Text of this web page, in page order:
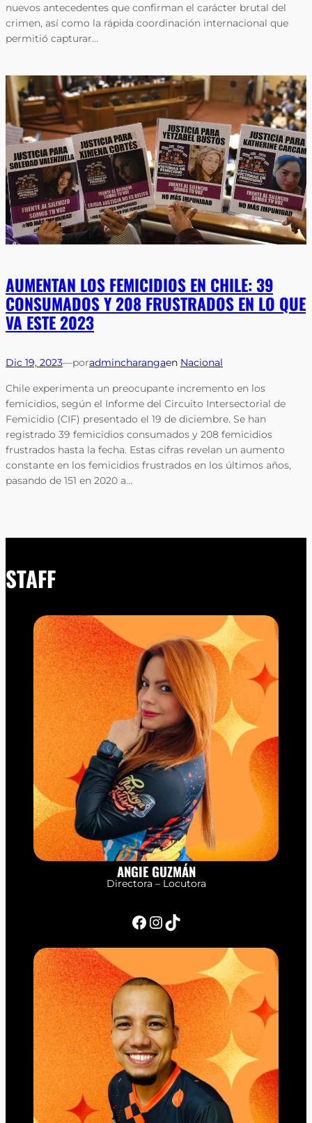
nuevos antecedentes que confirman el carácter brutal del
crimen, así como la rápida coordinación internacional que
permitió capturar…
AUMENTAN LOS FEMICIDIOS EN CHILE: 39
CONSUMADOS Y 208 FRUSTRADOS EN LO QUE
VA ESTE 2023
Dic 19, 2023—poradmincharangaen Nacional
Chile experimenta un preocupante incremento en los
femicidios, según el Informe del Circuito Intersectorial de
Femicidio (CIF) presentado el 19 de diciembre. Se han
registrado 39 femicidios consumados y 208 femicidios
frustrados hasta la fecha. Estas cifras revelan un aumento
constante en los femicidios frustrados en los últimos años,
pasando de 151 en 2020 a…
STAFF
ANGIE GUZMÁN
Directora – Locutora
Facebook InstagramTikTok